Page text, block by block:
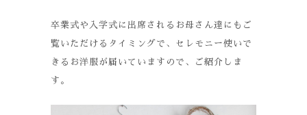
卒業式や入学式に出席されるお母さん達にもご
覧いただけるタイミングで、セレモニー使いで
きるお洋服が届いていますので、ご紹介しま
す。